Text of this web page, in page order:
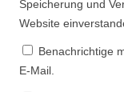
Speicherung und
Website
Benachrichtige
E-Mail.